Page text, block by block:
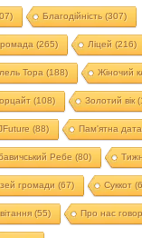
Благодійність (307)
(265) Ліцей (216)
Тора (188) Жіночий
(108) Золотий вік
(88) Пам'ятна дата
Ребе (80)
громади (67) Суккот
(55) Про нас